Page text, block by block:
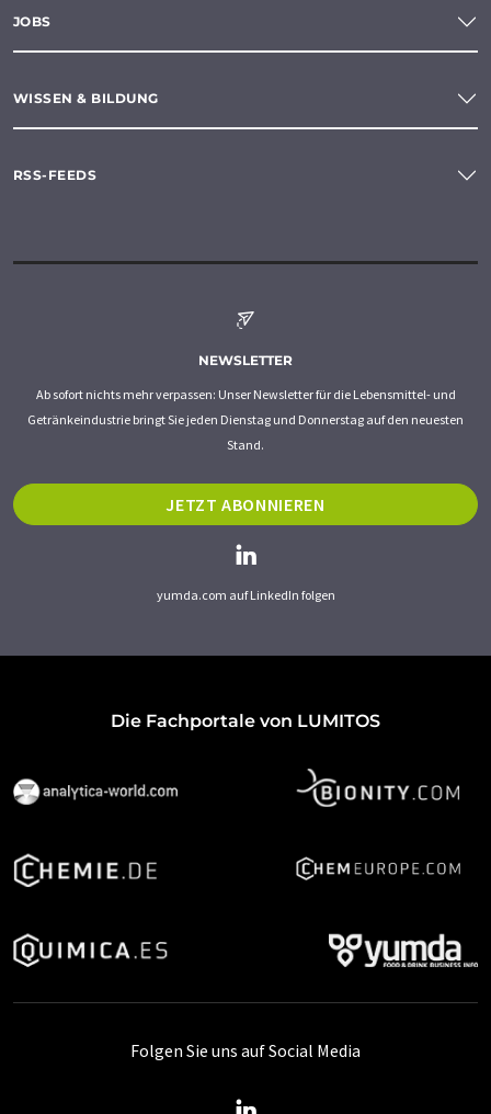
JOBS
WISSEN & BILDUNG
RSS-FEEDS
NEWSLETTER
Ab sofort nichts mehr verpassen: Unser Newsletter für die Lebensmittel- und
Getränkeindustrie bringt Sie jeden Dienstag und Donnerstag auf den neuesten
Stand.
JETZT ABONNIEREN
yumda.com auf LinkedIn folgen
Die Fachportale von LUMITOS
Folgen Sie uns auf Social Media